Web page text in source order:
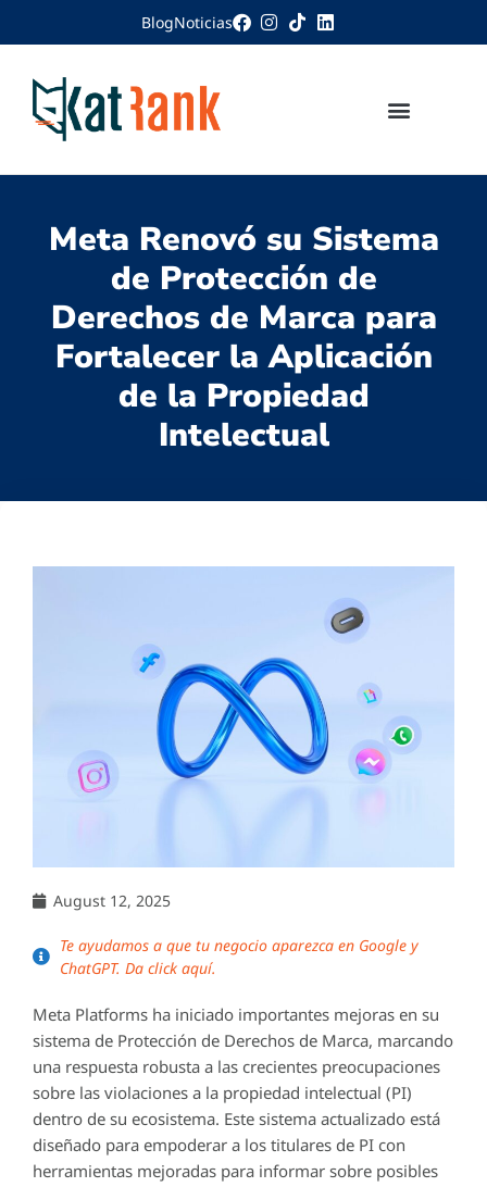
BlogNoticias
Meta Renovó su Sistema
de Protección de
Derechos de Marca para
Fortalecer la Aplicación
de la Propiedad
Intelectual
August 12, 2025
Te ayudamos a que tu negocio aparezca en Google y
ChatGPT. Da click aquí.
Meta Platforms ha iniciado importantes mejoras en su
sistema de Protección de Derechos de Marca, marcando
una respuesta robusta a las crecientes preocupaciones
sobre las violaciones a la propiedad intelectual (PI)
dentro de su ecosistema. Este sistema actualizado está
diseñado para empoderar a los titulares de PI con
herramientas mejoradas para informar sobre posibles